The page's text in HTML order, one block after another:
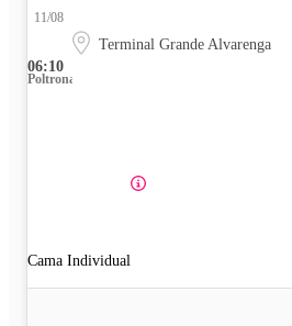
06:10
11/08
Terminal Grande Alvarenga
Poltrona
Cama Individual